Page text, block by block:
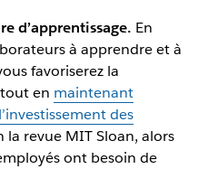
d’apprentissage. En
à apprendre et à
favoriserez la
en maintenant
des
la revue MIT Sloan, alors
ont besoin de